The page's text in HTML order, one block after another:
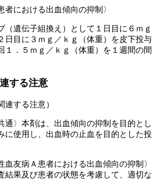
者における出血傾向の抑制〉
（遺伝子組換え）として１日目に６ｍｇ
日目に３ｍｇ／ｋｇ（体重）を皮下投与
１．５ｍｇ／ｋｇ（体重）を１週間の間
する注意
連する注意）
〉本剤は、出血傾向の抑制を目的とし
に使用し、出血時の止血を目的とした投
友病Ａ患者における出血傾向の抑制〉
結果及び患者の状態を考慮して、適切な